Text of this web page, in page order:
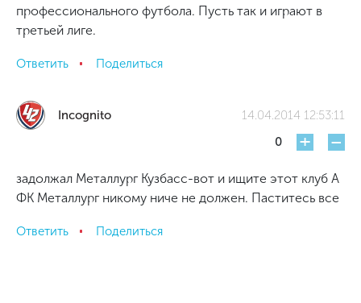
профессионального футбола. Пусть так и играют в
третьей лиге.
Ответить Поделиться
Incognito
14.04.2014 12:53:11
0
+ -
задолжал Металлург Кузбасс-вот и ищите этот клуб А
ФК Металлург никому ниче не должен. Паститесь все
Ответить Поделиться